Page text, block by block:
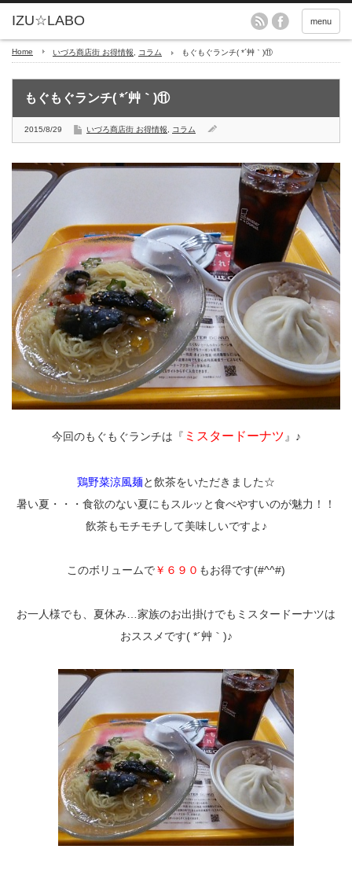
menu
Home いづろ商店街 お得情報 コラム もぐもぐランチ( *´艸｀)⑪
もぐもぐランチ( *´艸｀)⑪
2015/8/29 いづろ商店街 お得情報 コラム
今回のもぐもぐランチは『 ミスタードーナツ 』♪
鶏野菜涼風麺と飲茶をいただきました☆
暑い夏・・・食欲のない夏にもスルッと食べやすいのが魅力！！
飲茶もモチモチして美味しいですよ♪
このボリュームで￥６９０ もお得です(#^^#)
お一人様でも、夏休み…家族のお出掛けでもミスタードーナツは
おススメです( *´艸｀)♪